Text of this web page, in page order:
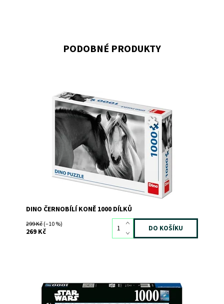
PODOBNÉ PRODUKTY
Dostupnost: Skladem3
8096
DINO ČERNOBÍLÍ KONĚ 1000 DÍLKŮ
299 Kč(–10 %)
269 Kč
Dostupnost: Skladem